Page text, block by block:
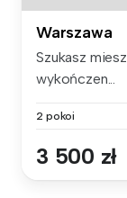
Warszawa
Szukasz
wykończen...
2 pokoi
3 500 zł